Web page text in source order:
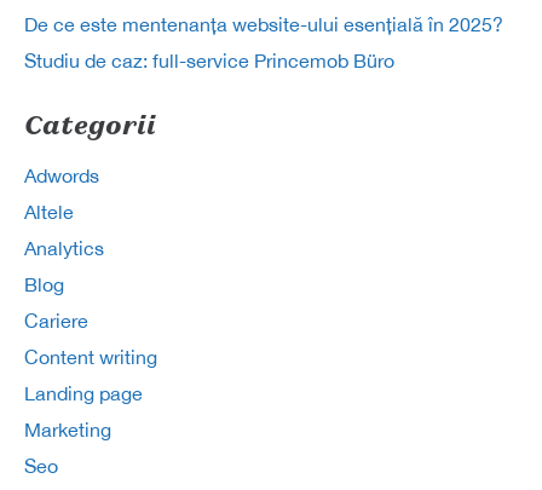
De ce este mentenanța website-ului esențială în 2025?
Studiu de caz: full-service Princemob Büro
Categorii
Adwords
Altele
Analytics
Blog
Cariere
Content writing
Landing page
Marketing
Seo